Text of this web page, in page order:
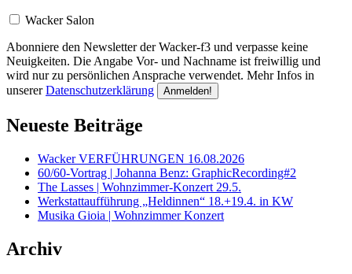
Wacker Salon
Abonniere den Newsletter der Wacker-f3 und verpasse keine
Neuigkeiten. Die Angabe Vor- und Nachname ist freiwillig und
wird nur zu persönlichen Ansprache verwendet. Mehr Infos in
unsererDatenschutzerklärung
Neueste Beiträge
Wacker VERFÜHRUNGEN 16.08.2026
60/60-Vortrag | Johanna Benz: GraphicRecording#2
The Lasses | Wohnzimmer-Konzert 29.5.
Werkstattaufführung „Heldinnen“ 18.+19.4. in KW
Musika Gioia | Wohnzimmer Konzert
Archiv